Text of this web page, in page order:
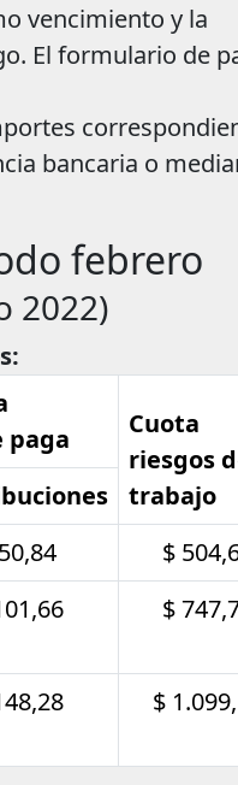
vencimiento y la
El formulario de
bancaria o
febrero
2022)
paga
Cuota
riesgos
trabajo
$
$
$